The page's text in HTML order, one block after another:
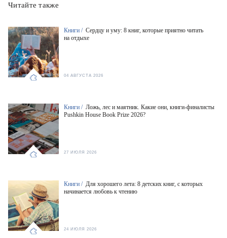
Читайте также
Книги / Сердцу и уму: 8 книг, которые приятно читать
на отдыхе
04 АВГУСТА 2026
Книги / Ложь, лес и маятник. Какие они, книги-финалисты
Pushkin House Book Prize 2026?
27 ИЮЛЯ 2026
Книги / Для хорошего лета: 8 детских книг, с которых
начинается любовь к чтению
24 ИЮЛЯ 2026